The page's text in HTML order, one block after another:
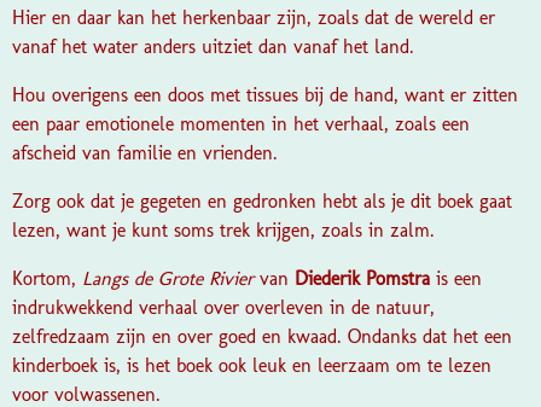
Hier en daar kan het herkenbaar zijn, zoals dat de wereld er
vanaf het water anders uitziet dan vanaf het land.
Hou overigens een doos met tissues bij de hand, want er zitten
een paar emotionele momenten in het verhaal, zoals een
afscheid van familie en vrienden.
Zorg ook dat je gegeten en gedronken hebt als je dit boek gaat
lezen, want je kunt soms trek krijgen, zoals in zalm.
Kortom, Langs de Grote Riviervan Diederik Pomstra is een
indrukwekkend verhaal over overleven in de natuur,
zelfredzaam zijn en over goed en kwaad. Ondanks dat het een
kinderboek is, is het boek ook leuk en leerzaam om te lezen
voor volwassenen.